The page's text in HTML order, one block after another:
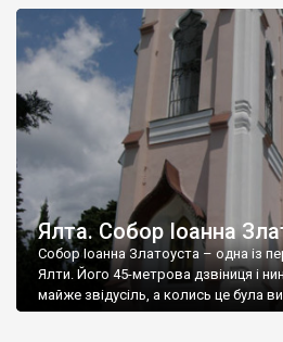
Ялта. Собор Іоанна
Собор Іоанна Златоуста – одна із
Ялти. Його 45-метрова дзвіниця і
майже звідусіль, а колись це була